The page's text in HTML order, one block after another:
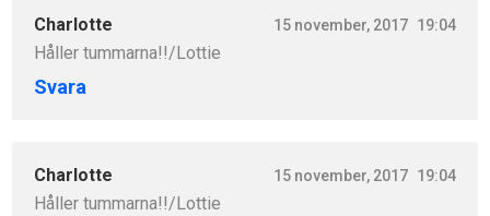
Charlotte 15 november, 2017 19:04
Håller tummarna!!/Lottie
Svara
Charlotte 15 november, 2017 19:04
Håller tummarna!!/Lottie